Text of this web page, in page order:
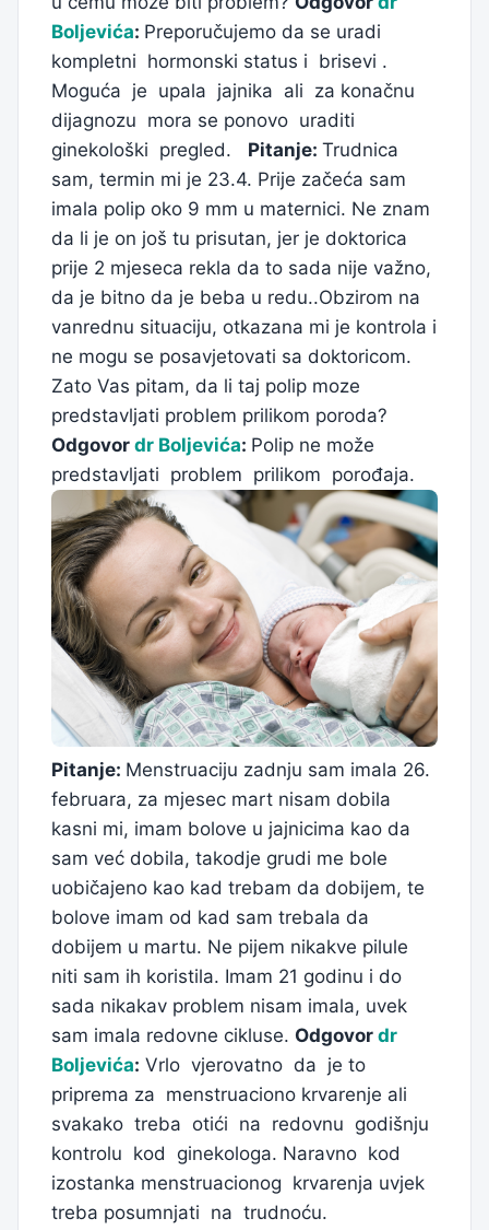
Boljevića: Preporučujemo da se uradi
kompletni hormonski status i brisevi .
Moguća je upala jajnika ali za konačnu
dijagnozu mora se ponovo uraditi
ginekološki pregled. Pitanje: Trudnica
sam, termin mi je 23.4. Prije začeća sam
imala polip oko 9 mm u maternici. Ne znam
da li je on još tu prisutan, jer je doktorica
prije 2 mjeseca rekla da to sada nije važno,
da je bitno da je beba u redu..Obzirom na
vanrednu situaciju, otkazana mi je kontrola i
ne mogu se posavjetovati sa doktoricom.
Zato Vas pitam, da li taj polip moze
predstavljati problem prilikom poroda?
Odgovor dr Boljevića: Polip ne može
predstavljati problem prilikom porođaja.
Pitanje: Menstruaciju zadnju sam imala 26.
februara, za mjesec mart nisam dobila
kasni mi, imam bolove u jajnicima kao da
sam već dobila, takodje grudi me bole
uobičajeno kao kad trebam da dobijem, te
bolove imam od kad sam trebala da
dobijem u martu. Ne pijem nikakve pilule
niti sam ih koristila. Imam 21 godinu i do
sada nikakav problem nisam imala, uvek
sam imala redovne cikluse. Odgovor dr
Boljevića: Vrlo vjerovatno da je to
priprema za menstruaciono krvarenje ali
svakako treba otići na redovnu godišnju
kontrolu kod ginekologa. Naravno kod
izostanka menstruacionog krvarenja uvjek
treba posumnjati na trudnoću.